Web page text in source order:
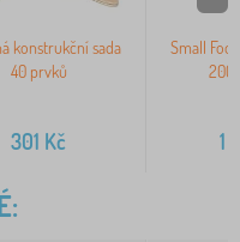
konstrukční sada
40 prvků
301 Kč
Small
200
1